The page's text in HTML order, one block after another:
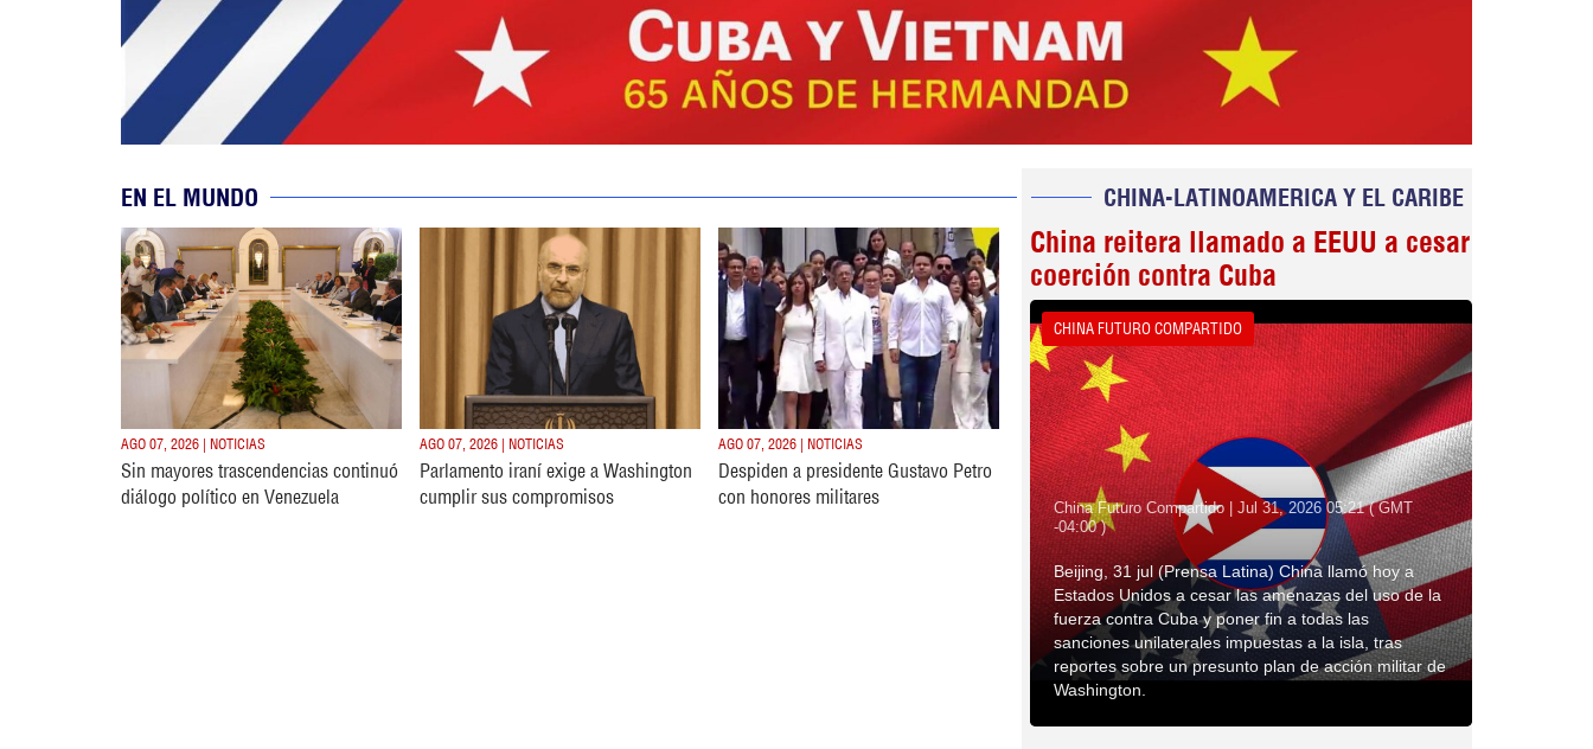
EN EL MUNDO
AGO 07, 2026 | NOTICIAS
Sin mayores trascendencias continuó
diálogo político en Venezuela
AGO 07, 2026 | NOTICIAS
Parlamento iraní exige a Washington
cumplir sus compromisos
AGO 07, 2026 | NOTICIAS
Despiden a presidente Gustavo Petro
con honores militares
CHINA-LATINOAMERICA Y EL CARIBE
China reitera llamado a EEUU a cesar
coerción contra Cuba
CHINA FUTURO COMPARTIDO
China Futuro Compartido | Jul 31, 2026 05:21 ( GMT
-04:00 )
Beijing, 31 jul (Prensa Latina) China llamó hoy a
Estados Unidos a cesar las amenazas del uso de la
fuerza contra Cuba y poner fin a todas las
sanciones unilaterales impuestas a la isla, tras
reportes sobre un presunto plan de acción militar de
Washington.